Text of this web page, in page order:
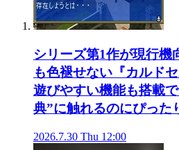
シリーズ第1作が現行機
も色褪せない『カルド
遊びやすい機能も搭載
典”に触れるのにぴった
2026.7.30 Thu 12:00